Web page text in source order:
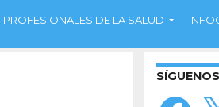
PROFESIONALES DE LA SALUD
SÍGUENOS
Facebook
X